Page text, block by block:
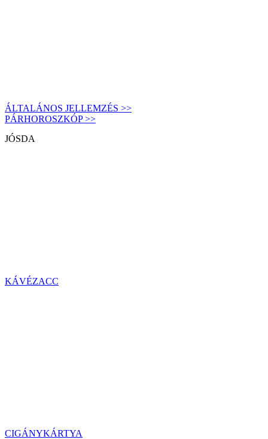
ÁLTALÁNOS JELLEMZÉS >>
PÁRHOROSZKÓP >>
JÓSDA
KÁVÉZACC
CIGÁNYKÁRTYA